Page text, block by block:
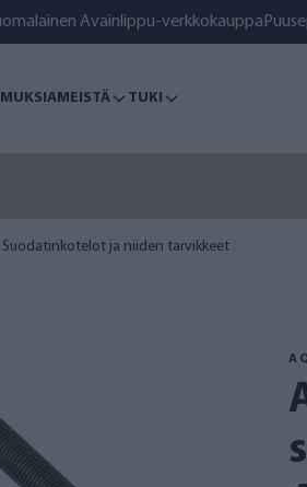
Avainlippu-verkkokauppa
MEISTÄ TUKI
Suodatinkotelot ja niiden tarvikkeet